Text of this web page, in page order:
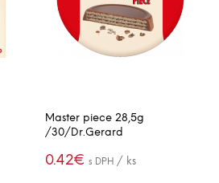
Master piece 28,5g
/30/Dr.Gerard
0.42€ s DPH / ks